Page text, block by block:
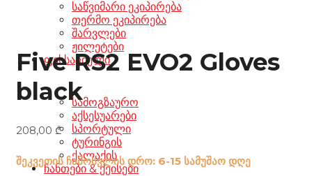
საწვიმარი ეკიპირება
თერმო ეკიპირება
შარვლები
ჟილეტები
ფეხსაცმელი
სამოგზაურო
აქსესუარები
სპორტული
ტურინგის
ქალაქის
ჩანთები & ქეისები
Five RS2 EVO2 Gloves
black
208,00 ₾
შეკვეთის ჩამოსვლის დრო: 6-15 სამუშაო დღე